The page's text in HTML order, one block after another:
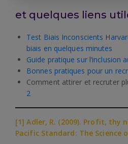
et quelques liens
Test Biais Inconscients
biais en quelques minutes
Guide pratique sur l’inclusion
Bonnes pratiques pour un
Comment attirer et recruter
2
[1] Adler, R. (2009). Profit, thy
Pacific Standard: The Science